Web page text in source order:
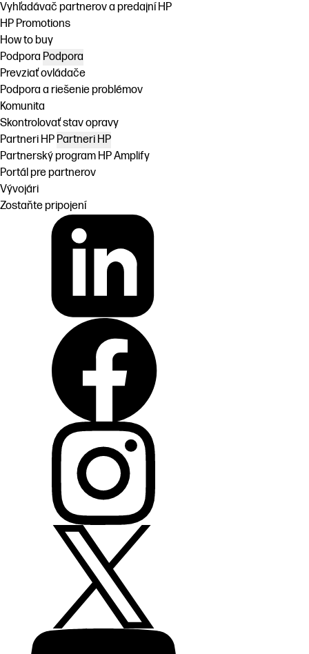
Vyhľadávač partnerov a predajní HP
HP Promotions
How to buy
Podpora Podpora
Prevziať ovládače
Podpora a riešenie problémov
Komunita
Skontrolovať stav opravy
Partneri HP Partneri HP
Partnerský program HP Amplify
Portál pre partnerov
Vývojári
Zostaňte pripojení